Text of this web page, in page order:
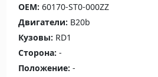
OEM: 60170-ST0-000ZZ
Двигатели: B20b
Кузовы: RD1
Сторона: -
Положение: -